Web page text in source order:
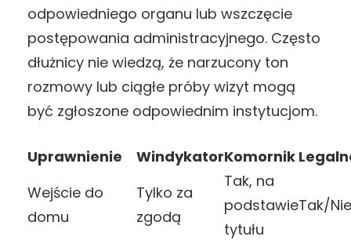
odpowiedniego organu lub wszczęcie
postępowania administracyjnego. Często
dłużnicy nie wiedzą, że narzucony ton
rozmowy lub ciągłe próby wizyt mogą
być zgłoszone odpowiednim instytucjom.
Uprawnienie WindykatorKomornik
Wejście do
domu
Tylko za
zgodą
Tak, na
podstawie
tytułu
Tak/Nie